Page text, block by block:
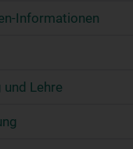
Informationen
Lehre